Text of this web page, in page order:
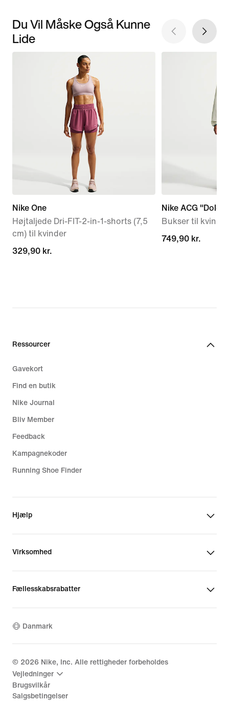
Du Vil Måske Også Kunne
Lide
Nike One
Højtaljede Dri-FIT-2-in-1-shorts (7,5
cm) til kvinder
329,90 kr.
329,90 kr.
Nike ACG
Bukser til kvinder
749,90 kr.
749,90 kr.
Ressourcer
Gavekort
Find en butik
Nike Journal
Bliv Member
Feedback
Kampagnekoder
Running Shoe Finder
Hjælp
Virksomhed
Fællesskabsrabatter
Danmark
© 2026 Nike, Inc. Alle rettigheder forbeholdes
Vejledninger
Brugsvilkår
Salgsbetingelser